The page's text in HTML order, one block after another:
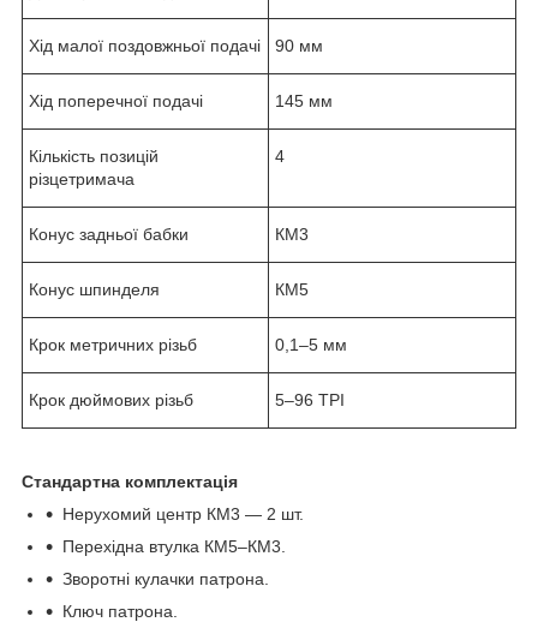
Хід малої поздовжньої подачі 90 мм
Хід поперечної подачі 145 мм
Кількість позицій
різцетримача
4
Конус задньої бабки КМ3
Конус шпинделя КМ5
Крок метричних різьб 0,1–5 мм
Крок дюймових різьб 5–96 TPI
Стандартна комплектація
Нерухомий центр КМ3 — 2 шт.
Перехідна втулка КМ5–КМ3.
Зворотні кулачки патрона.
Ключ патрона.